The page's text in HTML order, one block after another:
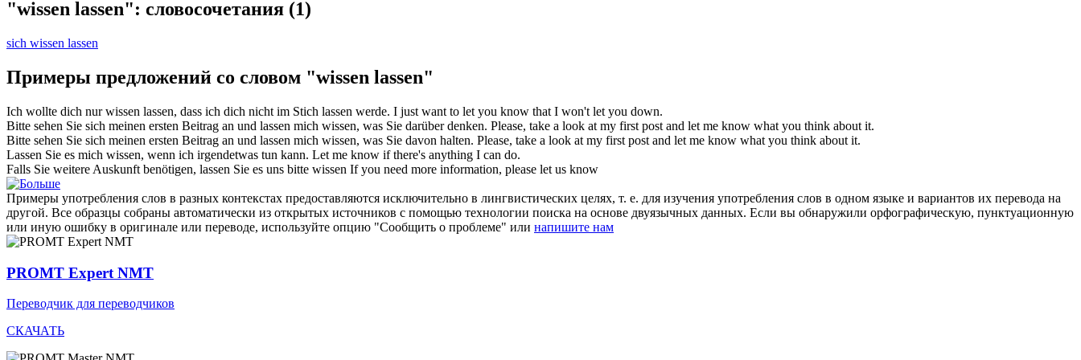
"wissen lassen": словосочетания (1)
sich wissen lassen
Примеры предложений со словом "wissen lassen"
Ich wollte dich nurwissen lassen, dass ich dich nicht im Stich lassen werde. I just want to let you know that I won't let you down.
Bitte sehen Sie sich meinen ersten Beitrag an und lassen mich wissen, was Sie darüber denken. Please, take a look at my first post and let me know what you think about it.
Bitte sehen Sie sich meinen ersten Beitrag an und lassen mich wissen, was Sie davon halten. Please, take a look at my first post and let me know what you think about it.
Lassen Sie es mich wissen, wenn ich irgendetwas tun kann. Let me know if there's anything I can do.
Falls Sie weitere Auskunft benötigen, lassen Sie es uns bitte wissen If you need more information, please let us know
Примеры употребления слов в разных контекстах предоставляются исключительно в лингвистических целях, т. е. для изучения употребления слов в одном языке и вариантов их перевода на
другой. Все образцы собраны автоматически из открытых источников с помощью технологии поиска на основе двуязычных данных. Если вы обнаружили орфографическую, пунктуационную
или иную ошибку в оригинале или переводе, используйте опцию "Сообщить о проблеме" или напишите нам
PROMT Expert NMT
Переводчик для переводчиков
СКАЧАТЬ